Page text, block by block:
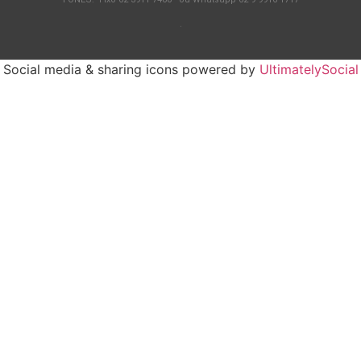
.
Social media & sharing icons powered by UltimatelySocial